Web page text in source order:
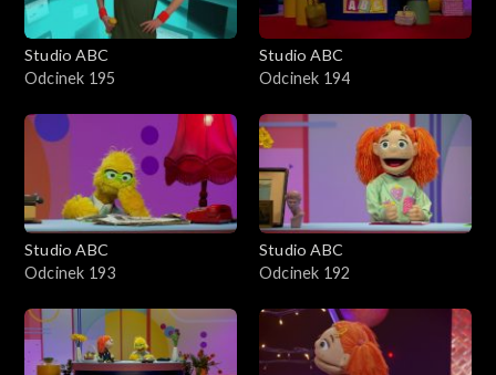
Studio ABC
Odcinek 195
Studio ABC
Odcinek 194
Studio ABC
Odcinek 193
Studio ABC
Odcinek 192